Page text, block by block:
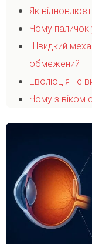
Як
Чому паличок
Швидкий
обмежений
Еволюція не
Чому з віком